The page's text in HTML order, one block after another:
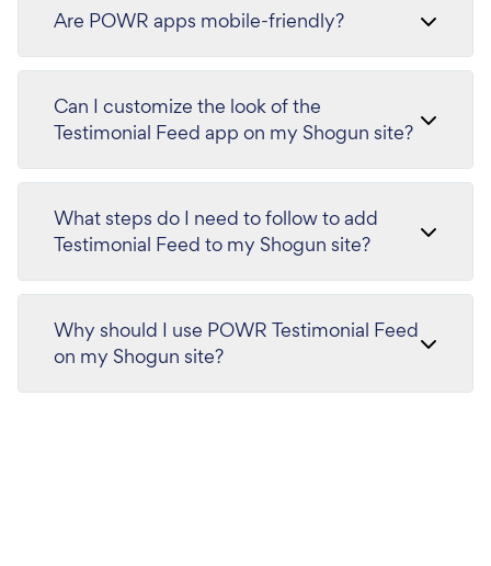
Are POWR apps mobile-friendly?
Can I customize the look of the
Testimonial Feed app on my Shogun site?
What steps do I need to follow to add
Testimonial Feed to my Shogun site?
Why should I use POWR Testimonial Feed
on my Shogun site?